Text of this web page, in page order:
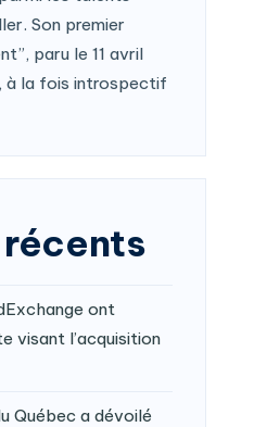
Son premier
paru le 11 avril
à la fois introspectif
ont
visant l’acquisition
Québec a dévoilé